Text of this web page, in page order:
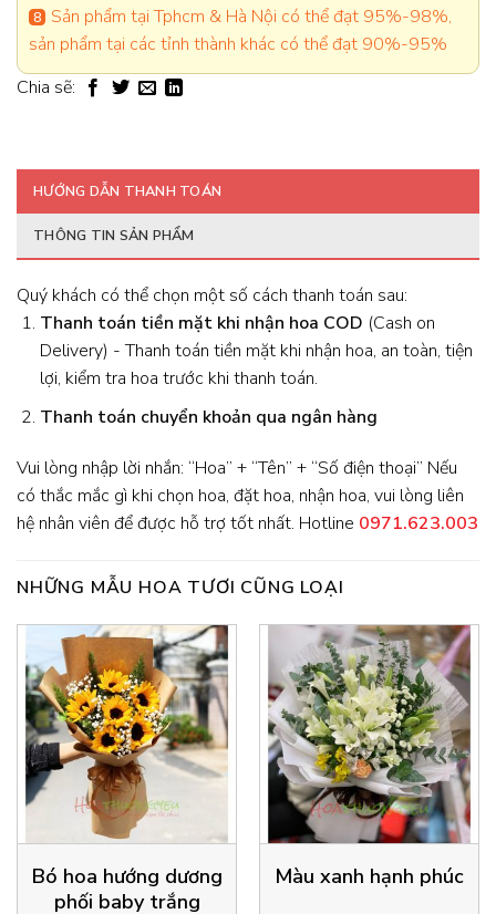
Sản phẩm tại Tphcm & Hà Nội có thể đạt 95%-98%,
sản phẩm tại các tỉnh thành khác có thể đạt 90%-95%
Chia sẽ:
HƯỚNG DẪN THANH TOÁN
THÔNG TIN SẢN PHẨM
Quý khách có thể chọn một số cách thanh toán sau:
Thanh toán tiền mặt khi nhận hoa COD (Cash on
Delivery) - Thanh toán tiền mặt khi nhận hoa, an toàn, tiện
lợi, kiểm tra hoa trước khi thanh toán.
Thanh toán chuyển khoản qua ngân hàng
Vui lòng nhập lời nhắn: “Hoa” + “Tên” + “Số điện thoại” Nếu
có thắc mắc gì khi chọn hoa, đặt hoa, nhận hoa, vui lòng liên
hệ nhân viên để được hỗ trợ tốt nhất. Hotline 0971.623.003
NHỮNG MẪU HOA TƯƠI CŨNG LOẠI
Bó hoa hướng dương
phối baby trắng
Màu xanh hạnh phúc